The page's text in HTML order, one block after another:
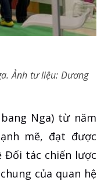
Ảnh tư liệu: Dương
Nga) từ năm
mẽ, đạt được
Đối tác chiến lược
của quan hệ